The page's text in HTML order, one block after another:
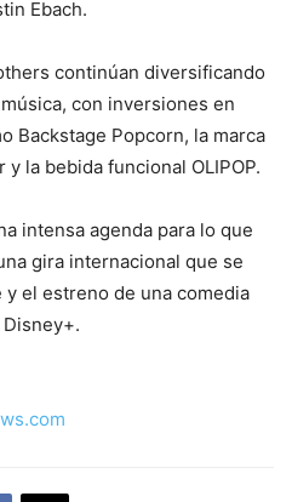
Ebach.
continúan diversificando
con inversiones en
Backstage Popcorn, la marca
la bebida funcional OLIPOP.
intensa agenda para lo que
gira internacional que se
el estreno de una comedia